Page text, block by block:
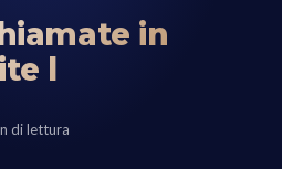
in
l
di lettura